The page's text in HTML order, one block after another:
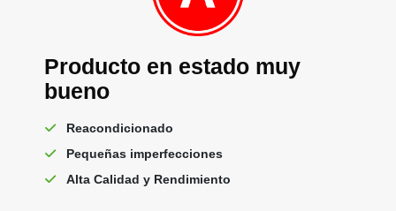
Producto en estado muy
bueno
Reacondicionado
Pequeñas imperfecciones
Alta Calidad y Rendimiento